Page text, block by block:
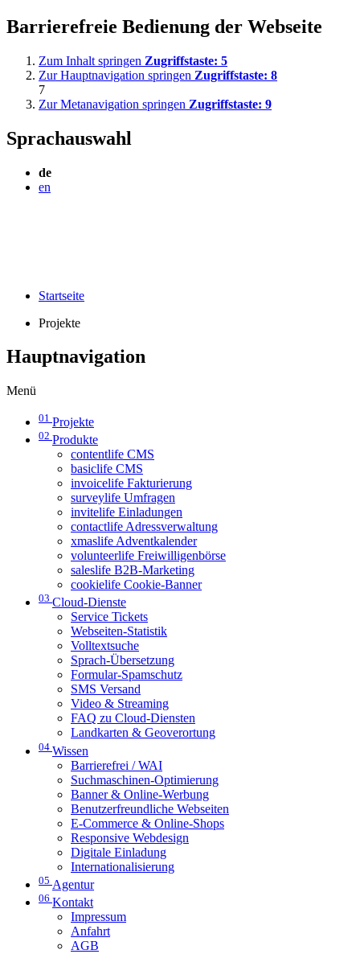
Barrierefreie Bedienung der Webseite
Zum Inhalt springen Zugriffstaste: 5
Zur Hauptnavigation springen Zugriffstaste: 8
7
Zur Metanavigation springen Zugriffstaste: 9
Sprachauswahl
de
en
Startseite
Projekte
Hauptnavigation
Menü
01 Projekte
02 Produkte
contentlife CMS
basiclife CMS
invoicelife Fakturierung
surveylife Umfragen
invitelife Einladungen
contactlife Adressverwaltung
xmaslife Adventkalender
volunteerlife Freiwilligenbörse
saleslife B2B-Marketing
cookielife Cookie-Banner
03 Cloud-Dienste
Service Tickets
Webseiten-Statistik
Volltextsuche
Sprach-Übersetzung
Formular-Spamschutz
SMS Versand
Video & Streaming
FAQ zu Cloud-Diensten
Landkarten & Geoverortung
04 Wissen
Barrierefrei / WAI
Suchmaschinen-Optimierung
Banner & Online-Werbung
Benutzerfreundliche Webseiten
E-Commerce & Online-Shops
Responsive Webdesign
Digitale Einladung
Internationalisierung
05 Agentur
06 Kontakt
Impressum
Anfahrt
AGB